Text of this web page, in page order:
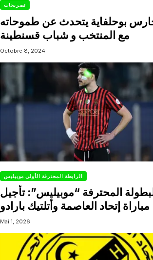
تصريحات
بوحلفاية يتحدث عن طموحاته
مع المنتخب و شباب قسنطينة
Octobre 8, 2024
الرابطة المحترفة الأولى موبيليس
المحترفة “موبيليس”: تأجيل
مباراة إتحاد العاصمة وأتلتيك بارادو
Mai 1, 2026